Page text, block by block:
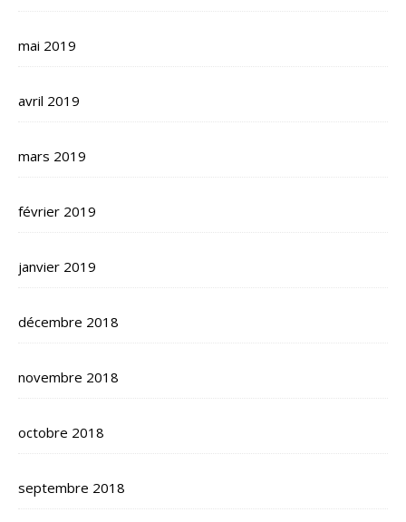
mai 2019
avril 2019
mars 2019
février 2019
janvier 2019
décembre 2018
novembre 2018
octobre 2018
septembre 2018